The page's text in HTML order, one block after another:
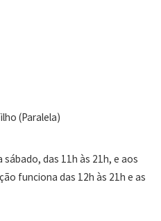
(Paralela)
sábado, das 11h às 21h, e aos
funciona das 12h às 21h e as